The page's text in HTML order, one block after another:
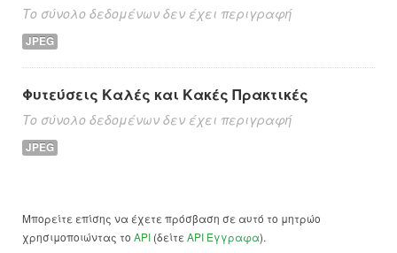
Το σύνολο δεδομένων δεν έχει περιγραφή
JPEG
Φυτεύσεις Καλές και Κακές Πρακτικές
Το σύνολο δεδομένων δεν έχει περιγραφή
JPEG
Μπορείτε επίσης να έχετε πρόσβαση σε αυτό το μητρώο
χρησιμοποιώντας το API (δείτε API Έγγραφα).